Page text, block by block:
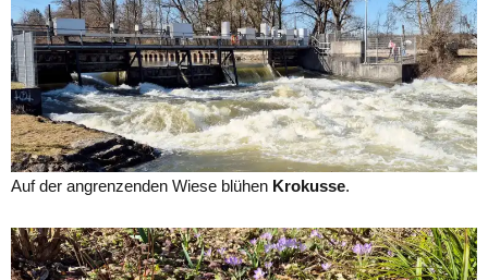
Auf der angrenzenden Wiese blühen Krokusse.